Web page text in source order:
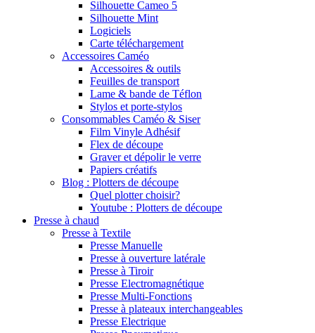
Silhouette Cameo 5
Silhouette Mint
Logiciels
Carte téléchargement
Accessoires Caméo
Accessoires & outils
Feuilles de transport
Lame & bande de Téflon
Stylos et porte-stylos
Consommables Caméo & Siser
Film Vinyle Adhésif
Flex de découpe
Graver et dépolir le verre
Papiers créatifs
Blog : Plotters de découpe
Quel plotter choisir?
Youtube : Plotters de découpe
Presse à chaud
Presse à Textile
Presse Manuelle
Presse à ouverture latérale
Presse à Tiroir
Presse Electromagnétique
Presse Multi-Fonctions
Presse à plateaux interchangeables
Presse Electrique